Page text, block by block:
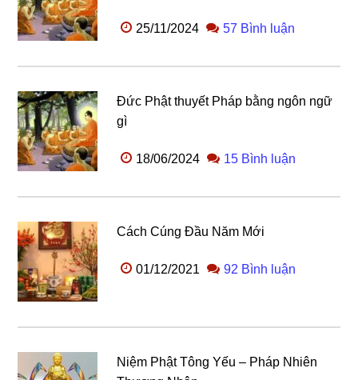
25/11/2024 57 Bình luận
Đức Phật thuyết Pháp bằng ngôn ngữ
gì
18/06/2024 15 Bình luận
Cách Cúng Đầu Năm Mới
01/12/2021 92 Bình luận
Niệm Phật Tông Yếu – Pháp Nhiên